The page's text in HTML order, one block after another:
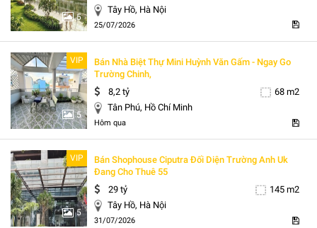
5
Tây Hồ, Hà Nội
25/07/2026
5
VIP
Bán Nhà Biệt Thự Mini Huỳnh Văn Gấm - Ngay Go
Trường Chinh,
8,2 tỷ
68 m2
Tân Phú, Hồ Chí Minh
Hôm qua
5
VIP
Bán Shophouse Ciputra Đối Diện Trường Anh Uk
Đang Cho Thuê 55
29 tỷ
145 m2
Tây Hồ, Hà Nội
31/07/2026